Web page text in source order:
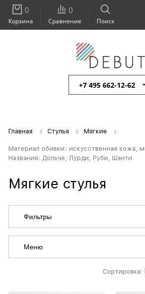
+7 495 662-12-62
Поиск
0
Сравнение
0
Корзина
Главная Стулья Мягкие
Материал обивки:: искусственная кожа,
Название: Дольче, Лурди, Руби, Шанти
Мягкие стулья
Фильтры
Меню
Сортировка: